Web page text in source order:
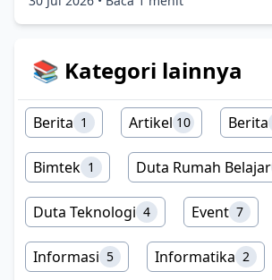
📚 Kategori lainnya
Berita 1 Artikel 10 Berita
Bimtek 1 Duta Rumah Belajar
Duta Teknologi 4 Event 7
Informasi 5 Informatika 2